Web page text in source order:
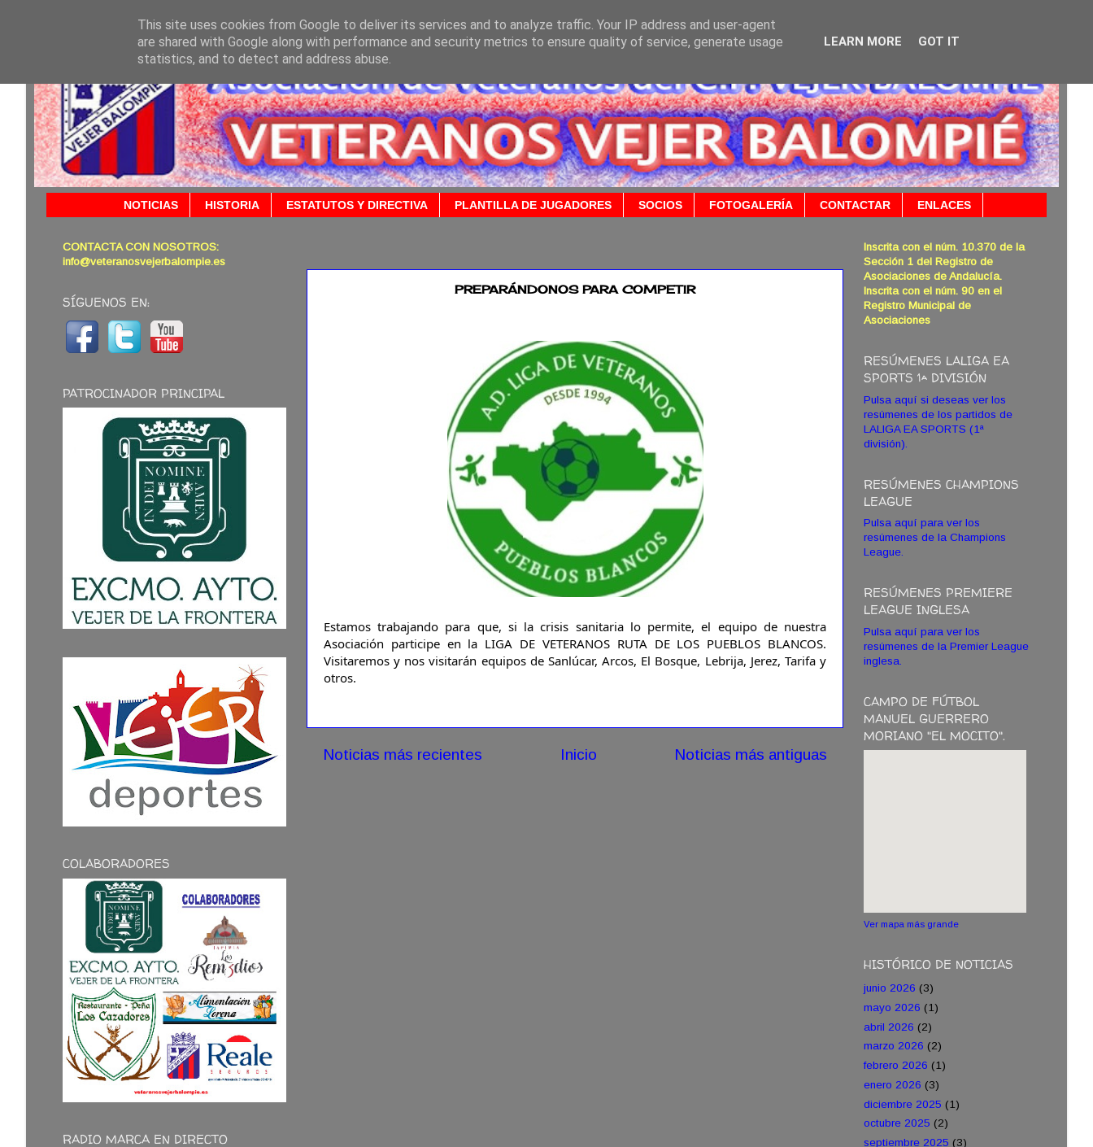
NOTICIAS HISTORIA ESTATUTOS Y DIRECTIVA PLANTILLA DE JUGADORES SOCIOS FOTOGALERÍA CONTACTAR ENLACES
PREPARÁNDONOS PARA COMPETIR
Estamos trabajando para que, si la crisis sanitaria lo permite, el equipo de nuestra
Asociación participe en la LIGA DE VETERANOS RUTA DE LOS PUEBLOS BLANCOS.
Visitaremos y nos visitarán equipos de Sanlúcar, Arcos, El Bosque, Lebrija, Jerez, Tarifa y
otros.
Noticias más recientes Noticias más antiguas
Inicio
CONTACTA CON NOSOTROS:
info@veteranosvejerbalompie.es
SÍGUENOS EN:
PATROCINADOR PRINCIPAL
COLABORADORES
RADIO MARCA EN DIRECTO
Inscrita con el núm. 10.370 de la
Sección 1 del Registro de
Asociaciones de Andalucía.
Inscrita con el núm. 90 en el
Registro Municipal de
Asociaciones
RESÚMENES LALIGA EA
SPORTS 1ª DIVISIÓN
Pulsa aquí si deseas ver los
resúmenes de los partidos de
LALIGA EA SPORTS (1ª
división).
RESÚMENES CHAMPIONS
LEAGUE
Pulsa aquí para ver los
resúmenes de la Champions
League.
RESÚMENES PREMIERE
LEAGUE INGLESA
Pulsa aquí para ver los
resúmenes de la Premier League
inglesa.
CAMPO DE FÚTBOL
MANUEL GUERRERO
MORIANO "EL MOCITO".
Ver mapa más grande
HISTÓRICO DE NOTICIAS
junio 2026 (3)
mayo 2026 (1)
abril 2026 (2)
marzo 2026 (2)
febrero 2026 (1)
enero 2026 (3)
diciembre 2025 (1)
octubre 2025 (2)
septiembre 2025 (3)
This site uses cookies from Google to deliver its services and to analyze traffic. Your IP address and user-agent
are shared with Google along with performance and security metrics to ensure quality of service, generate usage
statistics, and to detect and address abuse.
LEARN MORE GOT IT